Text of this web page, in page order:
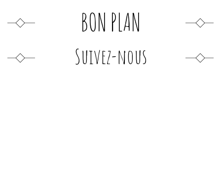
BON PLAN
Suivez-nous